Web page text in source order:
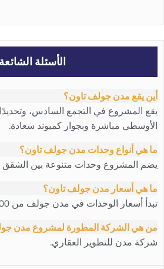
الأسئلة الشائعة
أين يقع مدن جولف تاون؟
يقع المشروع في التجمع السادس،
الأوسطي مباشرة وبجوار كمبوند سعادة.
ما هي أنواع وحدات مدن جولف تاون؟
يضم المشروع وحدات متنوعة بين الشقق
ما هي أسعار مدن جولف تاون؟
تبدأ أسعار الوحدات في مدن جولف من 5,000,000 جنيه مصري.
من هي الشركة المطورة لمشروع مدن
شركة مدن للتطوير العقاري.